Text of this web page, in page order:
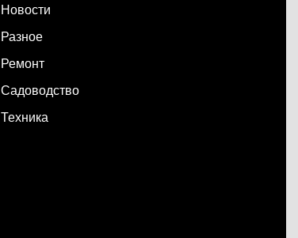
Новости
Разное
Ремонт
Садоводство
Техника